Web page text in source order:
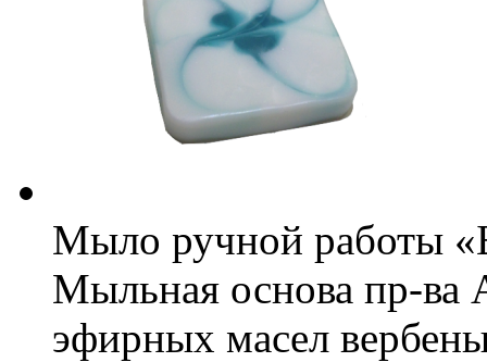
Мыло ручной работы
Мыльная основа пр-ва
эфирных масел